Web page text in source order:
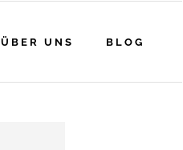
ÜBER UNS BLOG